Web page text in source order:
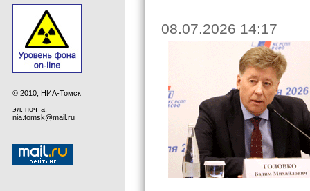
© 2010, НИА-Томск
эл. почта:
nia.tomsk@mail.ru
08.07.2026 14:17